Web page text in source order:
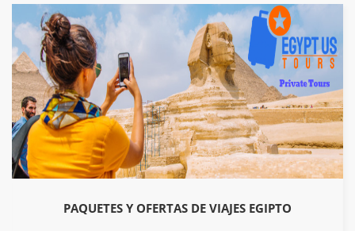
PAQUETES Y OFERTAS DE VIAJES EGIPTO